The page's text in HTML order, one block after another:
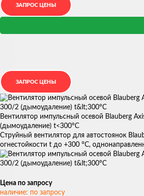
Вентилятор импульсный осевой Blauberg
(дымоудаление) t<300°С
Струйный вентилятор для автостоянок
огнестойкости t до +300 °С,
Цена по запросу
наличие: по запросу